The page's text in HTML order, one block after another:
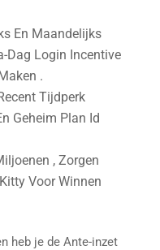
En Maandelijks
Dag Login Incentive
.
Tijdperk
Geheim Plan Id
, Zorgen
Voor Winnen
heb je de Ante-inzet